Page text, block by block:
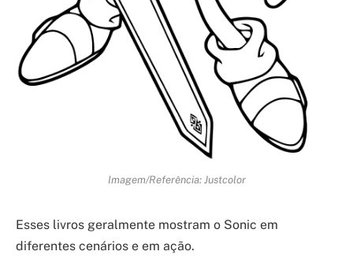
Imagem/Referência: Justcolor
Esses livros geralmente mostram o Sonic em
diferentes cenários e em ação.